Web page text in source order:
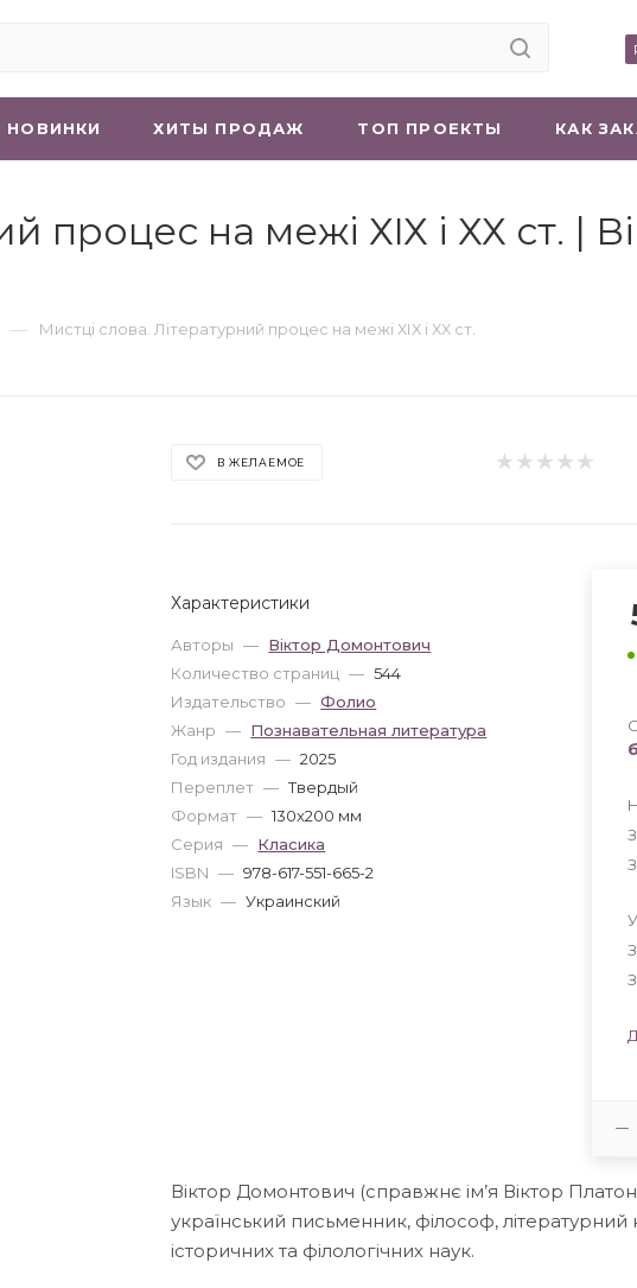
НОВИНКИ ХИТЫ ПРОДАЖ ТОП ПРОЕКТЫ КАК
процес на межі ХІХ і ХХ ст. |
— Мистці слова. Літературний процес на межі ХІХ і ХХ ст.
В ЖЕЛАЕМОЕ
Характеристики
Авторы — Віктор Домонтович
Количество страниц — 544
Издательство — Фолио
Жанр — Познавательная литература
Год издания — 2025
Переплет — Твердый
Формат — 130x200 мм
Серия — Класика
ISBN — 978-617-551-665-2
Язык — Украинский
Віктор Домонтович (справжнє ім’я Віктор
український письменник, філософ, літературний
історичних та філологічних наук.